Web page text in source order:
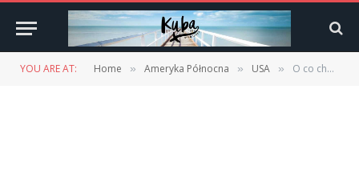
YOU ARE AT: Home » Ameryka Północna » USA » O co chodzi z tymi dinerami, czyli śniadania w USA